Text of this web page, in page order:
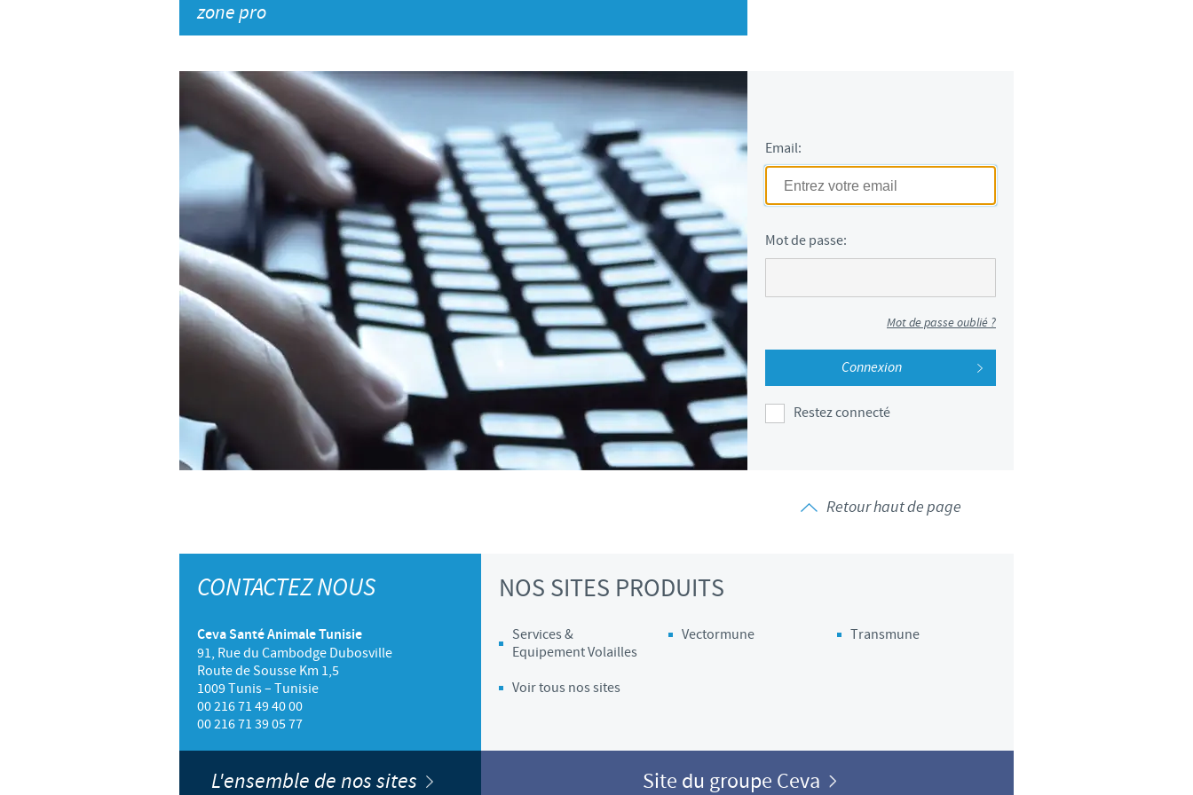
Bulgaria
Canada (EN)
Chile
China
Colombia
Denmark
Egypt
Korea
Malaysia
Mexico
Middle East
Netherlands
Peru
Philippines
Turkey
Ukraine
United Kingdom
Vietnam
Vous quittez le site pays pour accéder à un autre site du groupe.
Les contraintes réglementaires et les pratiques médicales varient d'un pays à un autre. En
conséquence, les informations disponibles du site sur lequel vous entrez pourraient ne pas être
pertinente à l'usage dans votre pays.
LE PROGRAMME ETHIQUE ET CONFORMITÉ DU GROUPE CEVA
zone pro
Email:
Mot de passe:
Mot de passe oublié ?
Restez connecté
Retour haut de page
CONTACTEZ NOUS
Ceva Santé Animale Tunisie
91, Rue du Cambodge Dubosville
Route de Sousse Km 1,5
1009 Tunis – Tunisie
00 216 71 49 40 00
00 216 71 39 05 77
NOS SITES PRODUITS
Services &
Equipement Volailles
Vectormune Transmune
Voir tous nos sites
L'ensemble de nos sites Site du groupe Ceva